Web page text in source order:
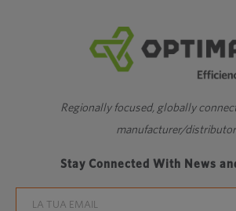
Regionally focused, globally
manufacturer/distributor
Stay Connected With News